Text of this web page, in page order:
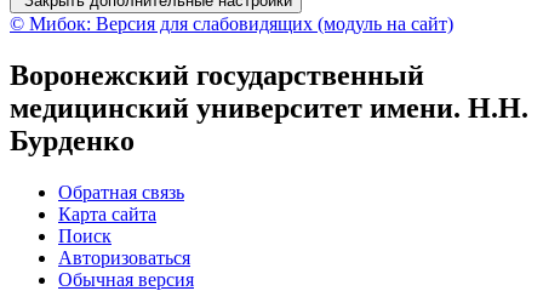
© Мибок: Версия для слабовидящих (модуль на сайт)
Воронежский государственный
медицинский университет имени. Н.Н.
Бурденко
Обратная связь
Карта сайта
Поиск
Авторизоваться
Обычная версия